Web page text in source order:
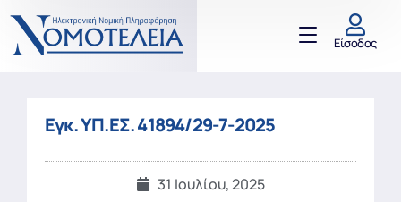
Είσοδος
Εγκ. ΥΠ.ΕΣ. 41894/29-7-2025
31 Ιουλίου, 2025